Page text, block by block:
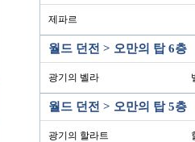
제파르
월드 던전 > 오만의 탑 6층
광기의 벨라
월드 던전 > 오만의 탑 5층
광기의 할라트